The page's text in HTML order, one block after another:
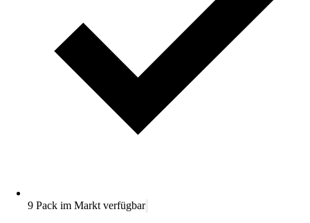
9 Pack im Markt verfügbar